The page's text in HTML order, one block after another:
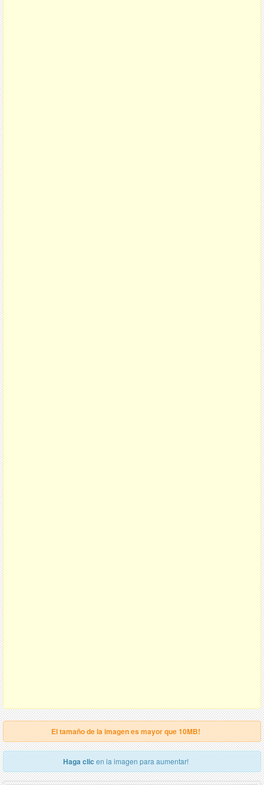
El tamaño de la imagen es mayor que 10MB!
Haga clic en la imagen para aumentar!